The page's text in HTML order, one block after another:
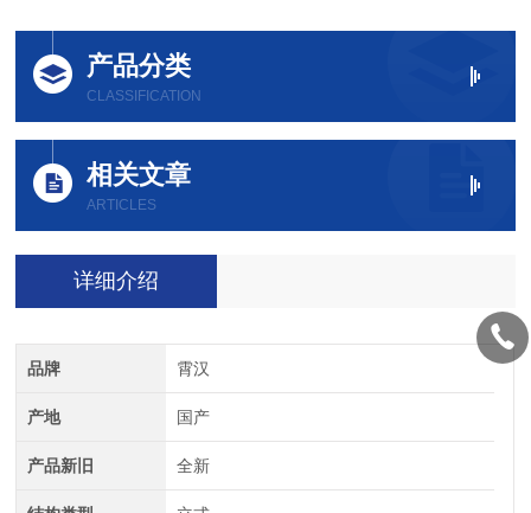
产品分类
CLASSIFICATION
相关文章
ARTICLES
详细介绍
品牌 霄汉
产地 国产
产品新旧 全新